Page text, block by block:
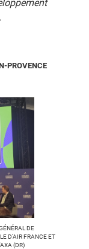
PROVENCE
DE
D'AIR FRANCE ET
(DR)